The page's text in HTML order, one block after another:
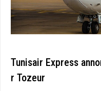
Tunisair Express
r Tozeur